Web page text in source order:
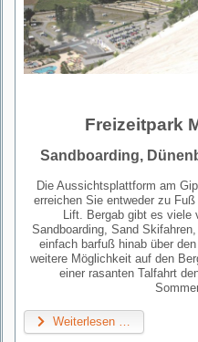
Freizeitpark
Sandboarding,
Die Aussichtsplattform am
erreichen Sie entweder zu
Lift. Bergab gibt es viele
Sandboarding, Sand
einfach barfuß hinab über
weitere Möglichkeit auf den
einer rasanten Talfahrt
Weiterlesen …